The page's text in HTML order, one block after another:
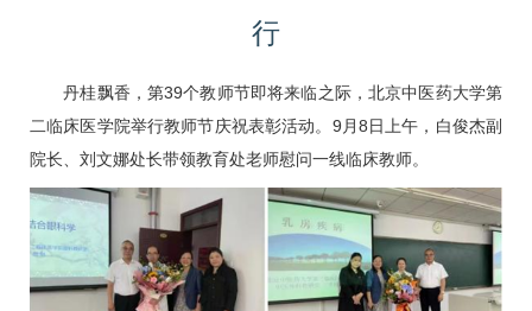
行
丹桂飘香，第39个教师节即将来临之际，北京中医药大学第
二临床医学院举行教师节庆祝表彰活动。9月8日上午，白俊杰副
院长、 刘文娜处长带领教育处老师慰问一线临床教师。